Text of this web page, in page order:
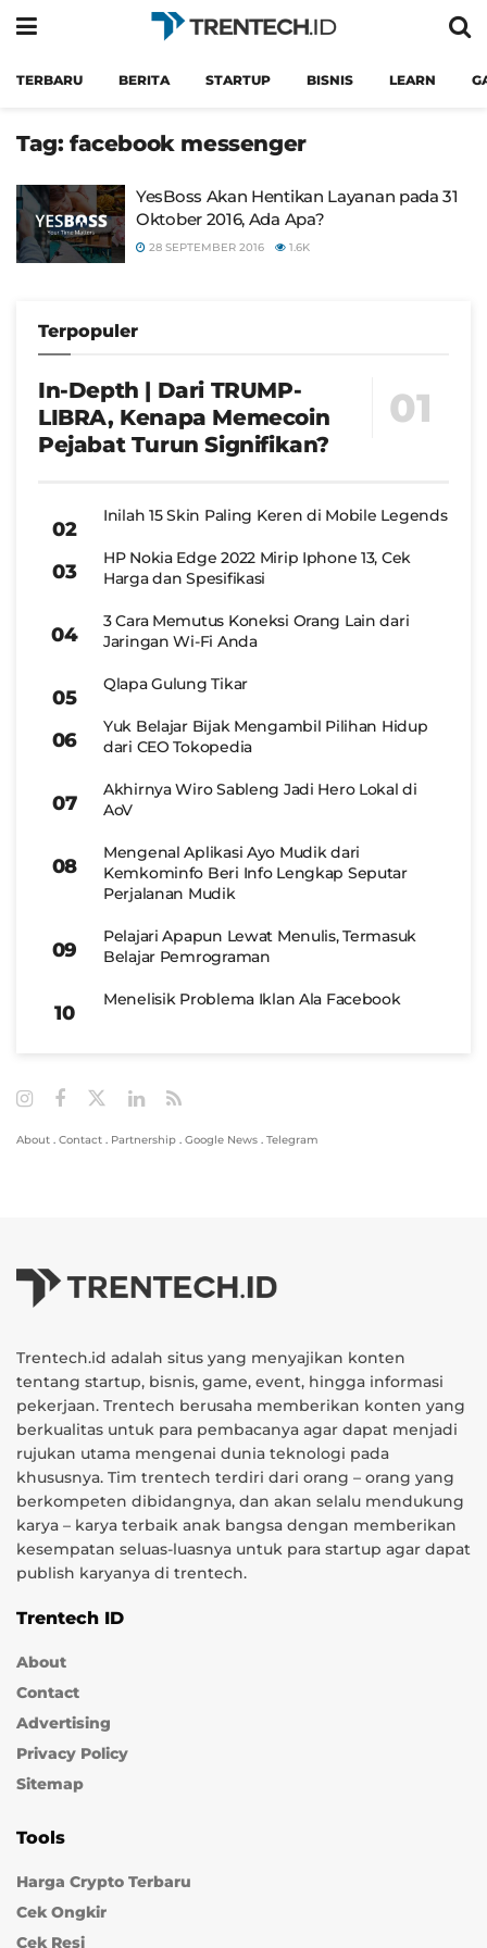
TERBARU BERITA STARTUP BISNIS LEARN
Tag: facebook messenger
YesBoss Akan Hentikan Layanan pada 31
Oktober 2016, Ada Apa?
28 SEPTEMBER 2016 1.6K
Terpopuler
In-Depth | Dari TRUMP-
LIBRA, Kenapa Memecoin
Pejabat Turun Signifikan?
Inilah 15 Skin Paling Keren di Mobile Legends
HP Nokia Edge 2022 Mirip Iphone 13, Cek
Harga dan Spesifikasi
3 Cara Memutus Koneksi Orang Lain dari
Jaringan Wi-Fi Anda
Qlapa Gulung Tikar
Yuk Belajar Bijak Mengambil Pilihan Hidup
dari CEO Tokopedia
Akhirnya Wiro Sableng Jadi Hero Lokal di
AoV
Mengenal Aplikasi Ayo Mudik dari
Kemkominfo Beri Info Lengkap Seputar
Perjalanan Mudik
Pelajari Apapun Lewat Menulis, Termasuk
Belajar Pemrograman
Menelisik Problema Iklan Ala Facebook
About . Contact . Partnership . Google News . Telegram
Trentech.id adalah situs yang menyajikan konten
tentang startup, bisnis, game, event, hingga informasi
pekerjaan. Trentech berusaha memberikan konten yang
berkualitas untuk para pembacanya agar dapat menjadi
rujukan utama mengenai dunia teknologi pada
khususnya. Tim trentech terdiri dari orang – orang yang
berkompeten dibidangnya, dan akan selalu mendukung
karya – karya terbaik anak bangsa dengan memberikan
kesempatan seluas-luasnya untuk para startup agar dapat
publish karyanya di trentech.
Trentech ID
About
Contact
Advertising
Privacy Policy
Sitemap
Tools
Harga Crypto Terbaru
Cek Ongkir
Cek Resi